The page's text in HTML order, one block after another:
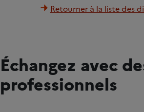
Retourner à la liste des
Échangez avec
professionnels